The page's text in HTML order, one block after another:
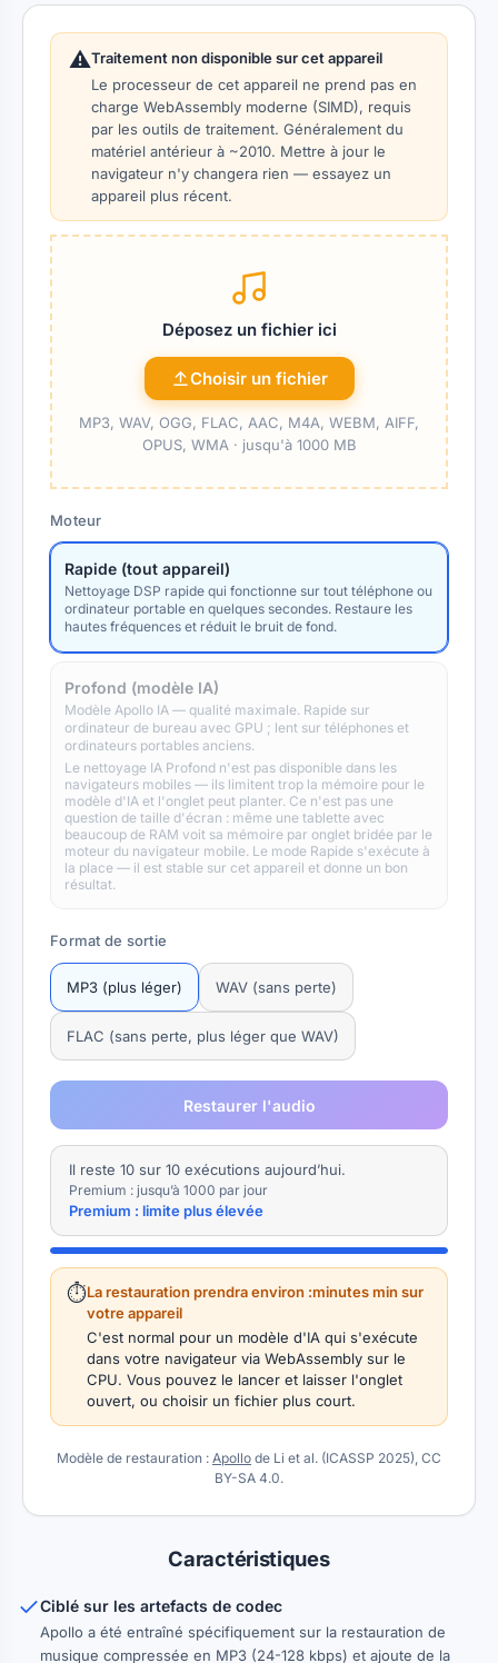
⚠️Traitement non disponible sur cet appareil
Le processeur de cet appareil ne prend pas en
charge WebAssembly moderne (SIMD), requis
par les outils de traitement. Généralement du
matériel antérieur à ~2010. Mettre à jour le
navigateur n'y changera rien — essayez un
appareil plus récent.
Déposez un fichier ici
Choisir un fichier
MP3, WAV, OGG, FLAC, AAC, M4A, WEBM, AIFF,
OPUS, WMA · jusqu'à 1000 MB
Moteur
Rapide (tout appareil)
Nettoyage DSP rapide qui fonctionne sur tout téléphone ou
ordinateur portable en quelques secondes. Restaure les
hautes fréquences et réduit le bruit de fond.
Profond (modèle IA)
Modèle Apollo IA — qualité maximale. Rapide sur
ordinateur de bureau avec GPU ; lent sur téléphones et
ordinateurs portables anciens.
Le nettoyage IA Profond n'est pas disponible dans les
navigateurs mobiles — ils limitent trop la mémoire pour le
modèle d'IA et l'onglet peut planter. Ce n'est pas une
question de taille d'écran : même une tablette avec
beaucoup de RAM voit sa mémoire par onglet bridée par le
moteur du navigateur mobile. Le mode Rapide s'exécute à
la place — il est stable sur cet appareil et donne un bon
résultat.
Format de sortie
MP3 (plus léger) WAV (sans perte)
FLAC (sans perte, plus léger que WAV)
Restaurer l'audio
Il reste 10 sur 10 exécutions aujourd’hui.
Premium : jusqu’à 1000 par jour
Premium : limite plus élevée
⏱La restauration prendra environ :minutes min sur
votre appareil
C'est normal pour un modèle d'IA qui s'exécute
dans votre navigateur via WebAssembly sur le
CPU. Vous pouvez le lancer et laisser l'onglet
ouvert, ou choisir un fichier plus court.
Modèle de restauration : Apollo de Li et al. (ICASSP 2025), CC
BY-SA 4.0.
Caractéristiques
Ciblé sur les artefacts de codec
Apollo a été entraîné spécifiquement sur la restauration de
musique compressée en MP3 (24-128 kbps) et ajoute de la